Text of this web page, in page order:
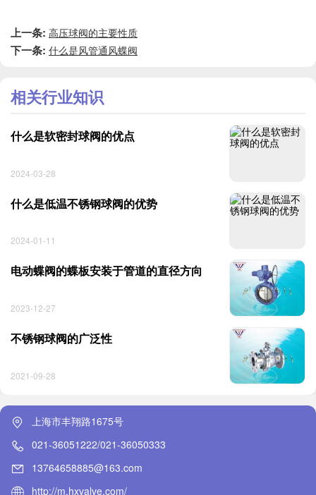
上一条: 高压球阀的主要性质
下一条: 什么是风管通风蝶阀
相关行业知识
什么是软密封球阀的优点
2024-03-28
什么是低温不锈钢球阀的优势
2024-01-11
电动蝶阀的蝶板安装于管道的直径方向
2023-12-27
不锈钢球阀的广泛性
2021-09-28
上海市丰翔路1675号
021-36051222/021-36050333
13764658885@163.com
http://m.hxvalve.com/